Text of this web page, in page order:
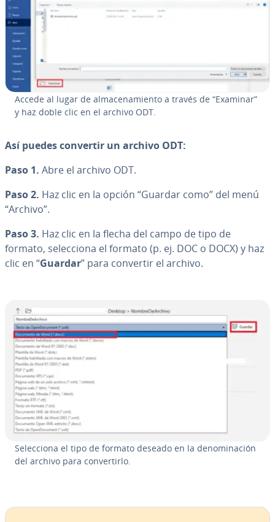
Accede al lugar de al­ma­ce­na­mie­n­to a través de “Examinar”
y haz doble clic en el archivo ODT.
Así puedes convertir un archivo ODT:
Paso 1. Abre el archivo ODT.
Paso 2. Haz clic en la opción “Guardar como” del menú
“Archivo”.
Paso 3. Haz clic en la flecha del campo de tipo de
formato, se­le­c­cio­na el formato (p. ej. DOC o DOCX) y haz
clic en “Guardar” para convertir el archivo.
Se­le­c­cio­na el tipo de formato deseado en la de­no­mi­na­ción
del archivo para co­n­ve­r­ti­r­lo.